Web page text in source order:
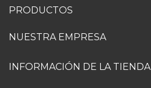
PRODUCTOS
NUESTRA EMPRESA
INFORMACIÓN DE LA TIENDA